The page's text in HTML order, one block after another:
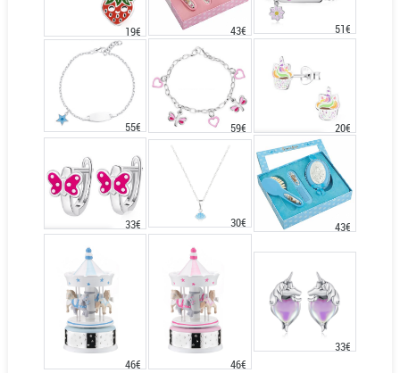
19€ 43€ 51€
55€ 59€ 20€
33€ 30€ 43€
46€ 46€
33€